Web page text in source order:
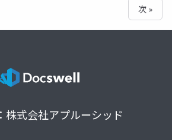
次 »
株式会社アプルーシッド